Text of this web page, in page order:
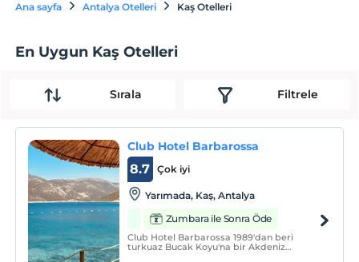
Ana sayfa Antalya Otelleri Kaş Otelleri
En Uygun Kaş Otelleri
Sırala Filtrele
Club Hotel Barbarossa
Çok iyi
8.7
Yarımada, Kaş, Antalya
Zumbara ile Sonra Öde
Club Hotel Barbarossa 1989'dan beri
turkuaz Bucak Koyu'na bir Akdeniz